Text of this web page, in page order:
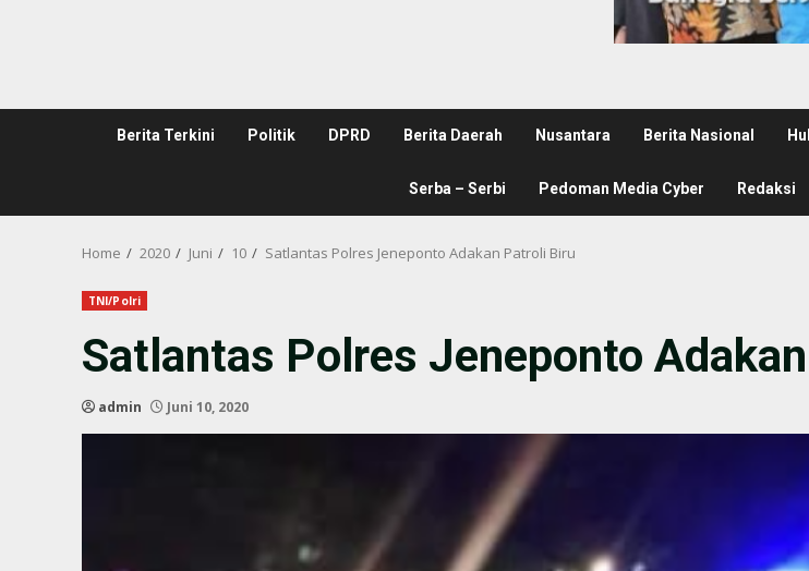
Berita Terkini Politik DPRD Berita Daerah Nusantara Berita Nasional
Serba – Serbi Pedoman Media Cyber Redaksi
Home 2020 Juni 10 Satlantas Polres Jeneponto Adakan Patroli Biru
TNI/Polri
Satlantas Polres Jeneponto
admin Juni 10, 2020